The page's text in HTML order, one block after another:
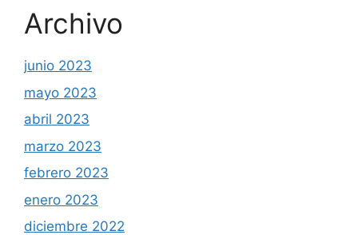
Archivo
junio 2023
mayo 2023
abril 2023
marzo 2023
febrero 2023
enero 2023
diciembre 2022